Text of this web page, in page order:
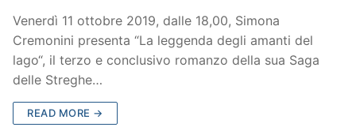
Venerdì 11 ottobre 2019, dalle 18,00, Simona
Cremonini presenta “La leggenda degli amanti del
lago“, il terzo e conclusivo romanzo della sua Saga
delle Streghe…
READ MORE →